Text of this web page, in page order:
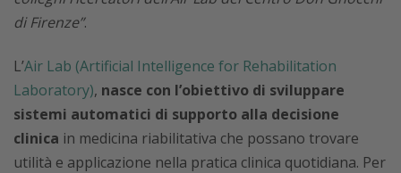
di Firenze”.
L’Air Lab (Artificial Intelligence for Rehabilitation
Laboratory), nasce con l’obiettivo di sviluppare
sistemi automatici di supporto alla decisione
clinica in medicina riabilitativa che possano trovare
utilità e applicazione nella pratica clinica quotidiana. Per